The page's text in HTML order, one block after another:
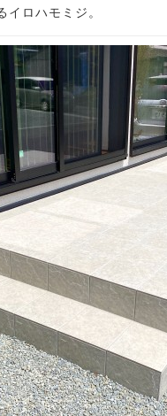
ロハモミジ。